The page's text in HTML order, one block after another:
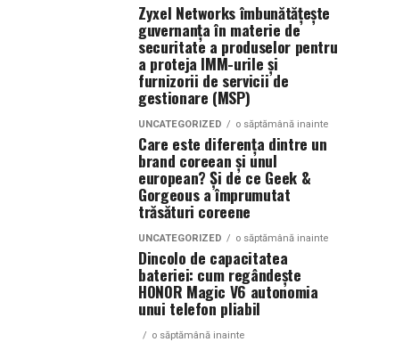
Zyxel Networks îmbunătățește
guvernanța în materie de
securitate a produselor pentru
a proteja IMM-urile și
furnizorii de servicii de
gestionare (MSP)
UNCATEGORIZED o săptămână inainte
Care este diferența dintre un
brand coreean și unul
european? Și de ce Geek &
Gorgeous a împrumutat
trăsături coreene
UNCATEGORIZED o săptămână inainte
Dincolo de capacitatea
bateriei: cum regândește
HONOR Magic V6 autonomia
unui telefon pliabil
o săptămână inainte